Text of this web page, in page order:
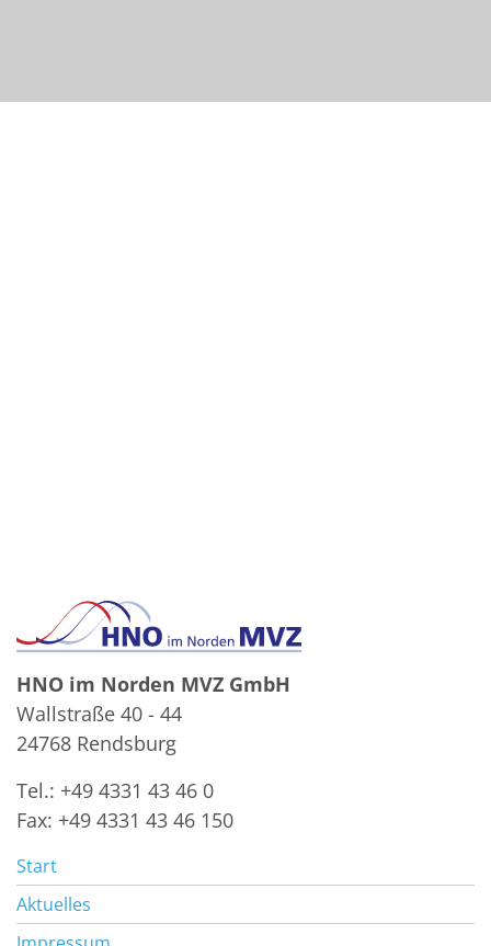
HNO im Norden MVZ GmbH
Wallstraße 40 - 44
24768 Rendsburg
Tel.: +49 4331 43 46 0
Fax: +49 4331 43 46 150
Start
Aktuelles